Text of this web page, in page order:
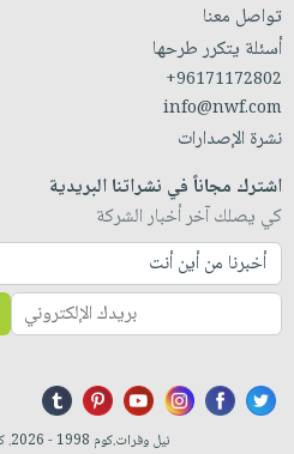
تواصل معنا
أسئلة يتكرر طرحها
+96171172802
info@nwf.com
نشرة الإصدارات
اشترك مجاناً في نشراتنا البريدية
كي يصلك آخر أخبار الشركة
نيل وفرات.كوم 1998 - 2026. كافة الحقوق محفوظة ©